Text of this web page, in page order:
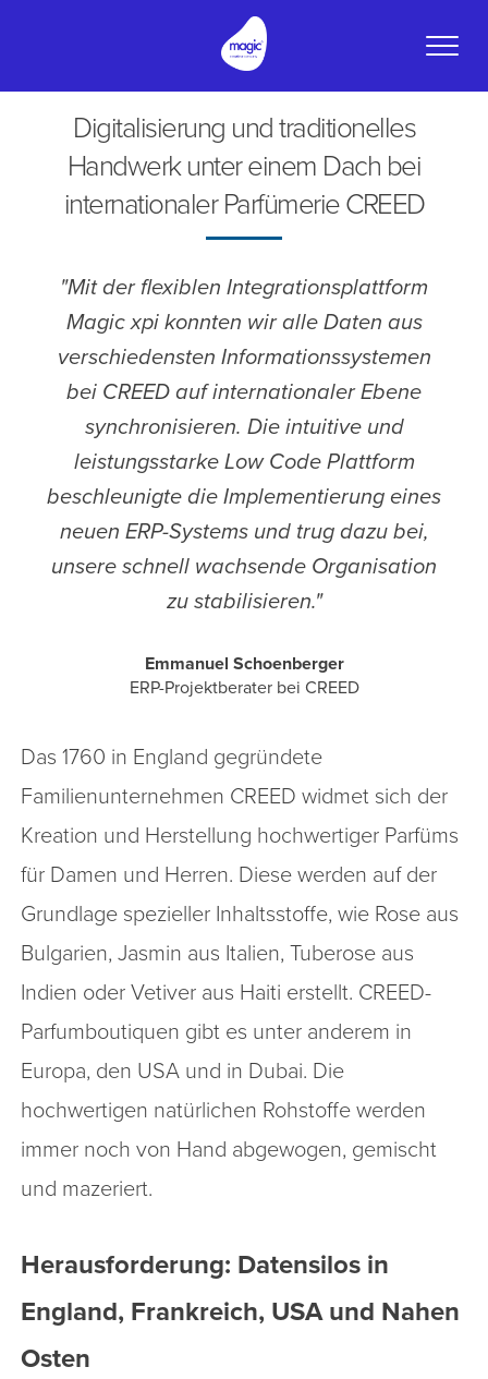
Toggle
Digitalisierung und traditionelles
Handwerk unter einem Dach bei
internationaler Parfümerie CREED
"Mit der flexiblen Integrationsplattform
Magic xpi konnten wir alle Daten aus
verschiedensten Informationssystemen
bei CREED auf internationaler Ebene
synchronisieren. Die intuitive und
leistungsstarke Low Code Plattform
beschleunigte die Implementierung eines
neuen ERP-Systems und trug dazu bei,
unsere schnell wachsende Organisation
zu stabilisieren."
Emmanuel Schoenberger
ERP-Projektberater bei CREED
Das 1760 in England gegründete
Familienunternehmen CREED widmet sich der
Kreation und Herstellung hochwertiger Parfüms
für Damen und Herren. Diese werden auf der
Grundlage spezieller Inhaltsstoffe, wie Rose aus
Bulgarien, Jasmin aus Italien, Tuberose aus
Indien oder Vetiver aus Haiti erstellt. CREED-
Parfumboutiquen gibt es unter anderem in
Europa, den USA und in Dubai. Die
hochwertigen natürlichen Rohstoffe werden
immer noch von Hand abgewogen, gemischt
und mazeriert.
Herausforderung: Datensilos in
England, Frankreich, USA und Nahen
Osten